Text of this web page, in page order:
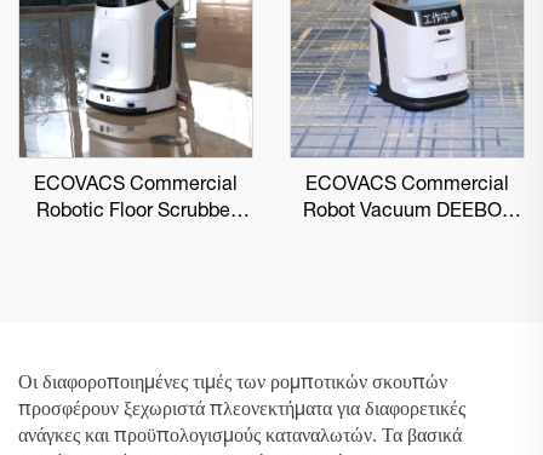
ECOVACS Commercial
Robotic Floor Scrubber
ECOVACS Commercial
Robot Vacuum DEEBOT
Οι διαφοροποιημένες τιμές των ρομποτικών σκουπών
προσφέρουν ξεχωριστά πλεονεκτήματα για διαφορετικές
ανάγκες και προϋπολογισμούς καταναλωτών. Τα βασικά